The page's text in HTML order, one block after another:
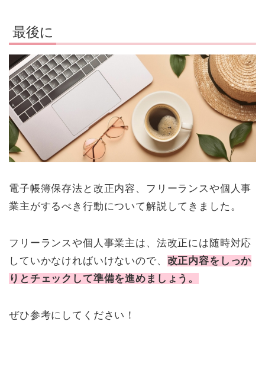
最後に
電子帳簿保存法と改正内容、フリーランスや個人事
業主がするべき行動について解説してきました。
フリーランスや個人事業主は、法改正には随時対応
していかなければいけないので、 改正内容をしっか
りとチェックして準備を進めましょう。
ぜひ参考にしてください！